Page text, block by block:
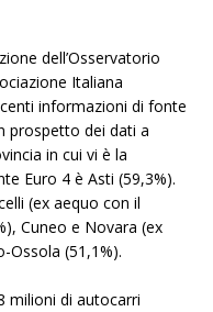
dell’Osservatorio
Italiana
informazioni di fonte
prospetto dei dati a
in cui vi è la
Euro 4 è Asti (59,3%).
(ex aequo con il
Cuneo e Novara (ex
Ossola (51,1%).
milioni di autocarri